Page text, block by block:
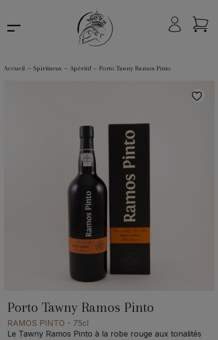
Accueil— Spiritueux— Apéritif— Porto Tawny Ramos Pinto
Porto Tawny Ramos Pinto
RAMOS PINTO - 75cl
Le Tawny Ramos Pinto à la robe rouge aux tonalités